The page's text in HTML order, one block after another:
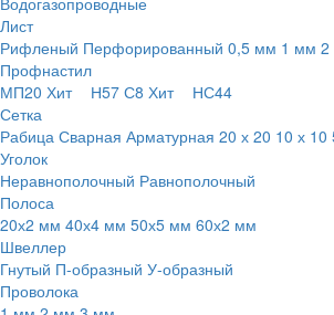
Лист
Рифленый Перфорированный 0,5 мм 1 мм
Профнастил
МП20 Хит Н57 С8 Хит
НС44
Сетка
Рабица Сварная Арматурная 20 х 20 10 х 10
Уголок
Неравнополочный Равнополочный
Полоса
20х2 мм 40х4 мм 50х5 мм 60х2 мм
Швеллер
Гнутый П-образный У-образный
Проволока